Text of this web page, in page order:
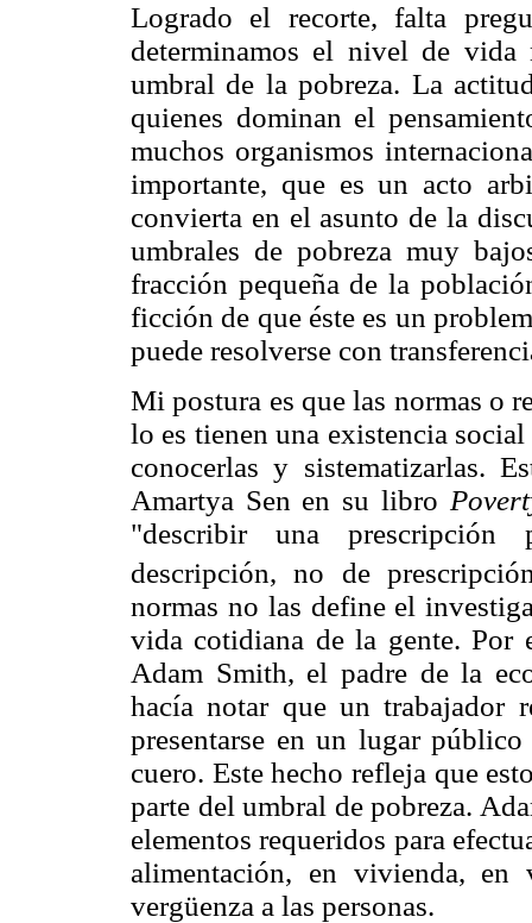
Logrado el recorte, falta
determinamos el nivel de
umbral de la pobreza. La
quienes dominan el
muchos organismos
importante, que es un acto
convierta en el asunto de la
umbrales de pobreza muy
fracción pequeña de la
ficción de que éste es un
puede resolverse con
Mi postura es que las normas o
lo es tienen una existencia
conocerlas y sistematizarlas.
Amartya Sen en su libro
"describir una prescripción
descripción, no de
normas no las define el
vida cotidiana de la gente. Por
Adam Smith, el padre de la
hacía notar que un trabajador
presentarse en un lugar
cuero. Este hecho refleja que
parte del umbral de pobreza.
elementos requeridos para
alimentación, en vivienda,
vergüenza a las personas.